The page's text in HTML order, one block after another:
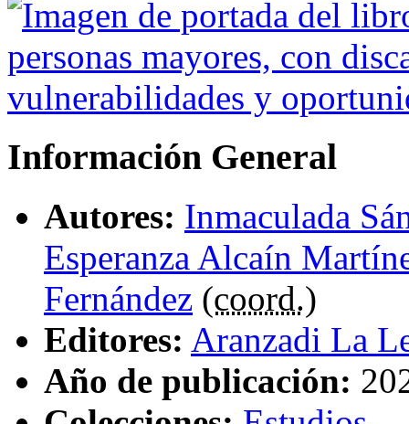
Información General
Autores: Inmaculada
Esperanza Alcaín
Fernández (coord.)
Editores: Aranzadi La
Año de publicación: